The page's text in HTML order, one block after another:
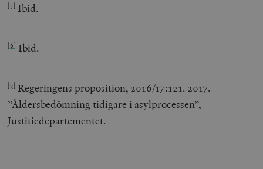
[5] Ibid.
[6] Ibid.
[7] Regeringens proposition, 2016/17:121. 2017.
”Åldersbedömning tidigare i asylprocessen”,
Justitiedepartementet.